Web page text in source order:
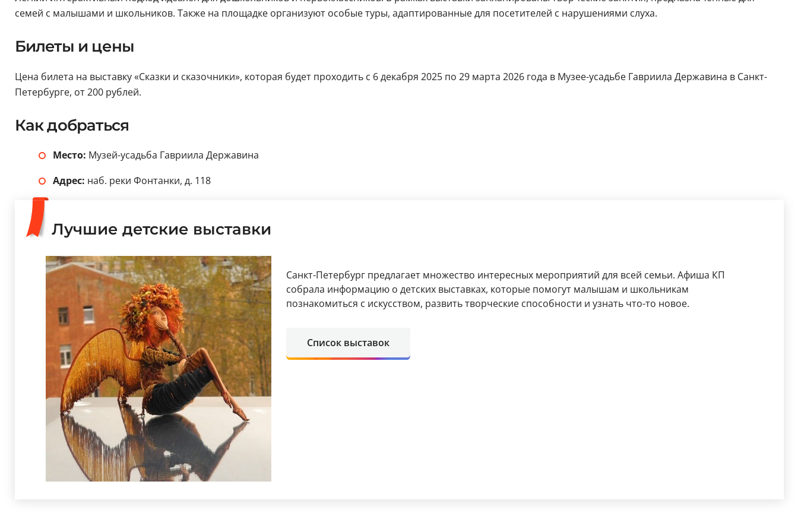
семей с малышами и школьников. Также на площадке организуют особые туры, адаптированные для посетителей с нарушениями слуха.
Билеты и цены
Цена билета на выставку «Сказки и сказочники», которая будет проходить с 6 декабря 2025 по 29 марта 2026 года в Музее-усадьбе Гавриила Державина в Санкт-
Петербурге, от 200 рублей.
Как добраться
Место: Музей-усадьба Гавриила Державина
Адрес: наб. реки Фонтанки, д. 118
Лучшие детские выставки
Санкт-Петербург предлагает множество интересных мероприятий для всей семьи. Афиша КП
собрала информацию о детских выставках, которые помогут малышам и школьникам
познакомиться с искусством, развить творческие способности и узнать что-то новое.
Список выставок